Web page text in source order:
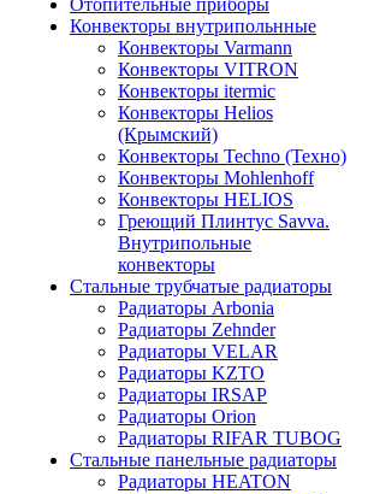
Отопительные приборы
Конвекторы внутрипольнные
Конвекторы Varmann
Конвекторы VITRON
Конвекторы itermic
Конвекторы Helios
(Крымский)
Конвекторы Techno (Техно)
Конвекторы Mohlenhoff
Конвекторы HELIOS
Греющий Плинтус Savva.
Внутрипольные
конвекторы
Стальные трубчатые радиаторы
Радиаторы Arbonia
Радиаторы Zehnder
Радиаторы VELAR
Радиаторы KZTO
Радиаторы IRSAP
Радиаторы Orion
Радиаторы RIFAR TUBOG
Стальные панельные радиаторы
Радиаторы HEATON